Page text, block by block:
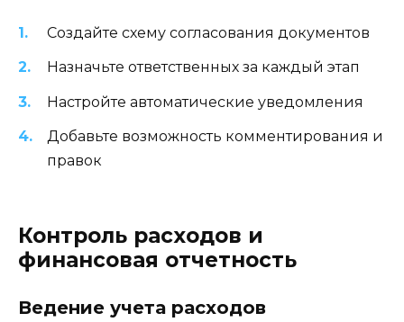
Создайте схему согласования документов
Назначьте ответственных за каждый этап
Настройте автоматические уведомления
Добавьте возможность комментирования и
правок
Контроль расходов и
финансовая отчетность
Ведение учета расходов